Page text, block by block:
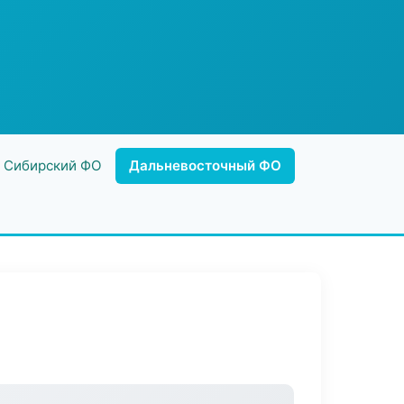
Сибирский ФО Дальневосточный ФО